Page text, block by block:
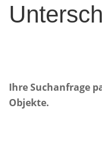
Ihre Suchanfrage
Objekte.